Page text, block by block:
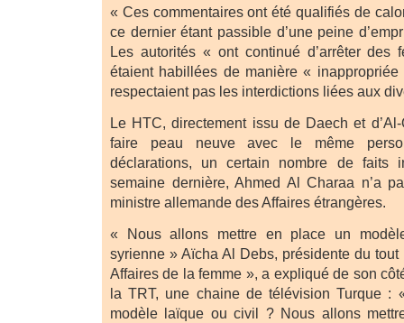
« Ces commentaires ont été qualifiés de
ce dernier étant passible d’une peine
Les autorités « ont continué d’arrêter des
étaient habillées de manière « inappropriée
respectaient pas les interdictions liées aux
Le HTC, directement issu de Daech et
faire peau neuve avec le même
déclarations, un certain nombre de faits
semaine dernière, Ahmed Al Charaa n’a
ministre allemande des Affaires étrangères.
« Nous allons mettre en place un
syrienne » Aïcha Al Debs, présidente du
Affaires de la femme », a expliqué de son
la TRT, une chaine de télévision Turque :
modèle laïque ou civil ? Nous allons